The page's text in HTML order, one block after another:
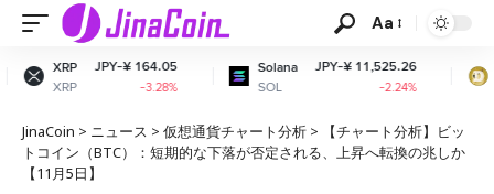
Aa
164.05
-3.28%
Solana
SOL
JPY-¥ 11,525.26
-2.24%
Dogecoin
DOGE
JPY-¥
-
JinaCoin > ニュース > 仮想通貨チャート分析 >
【チャート分析】ビッ
トコイン（BTC）：短期的な下落が否定される、上昇へ転換の兆しか
【11月5日】